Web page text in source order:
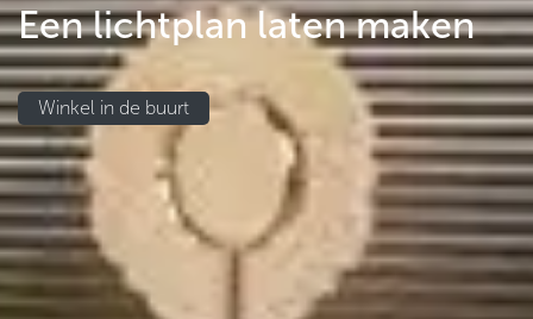
Een lichtplan laten maken
Winkel in de buurt​​